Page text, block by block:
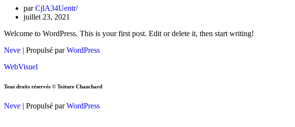
parCjlA34Uentr
juillet 23, 2021
Welcome to WordPress. This is your first post. Edit or delete it, then start writing!
Neve | Propulsé parWordPress
WebVisuel
Tous droits réservés © Toiture Chauchard
Neve | Propulsé parWordPress